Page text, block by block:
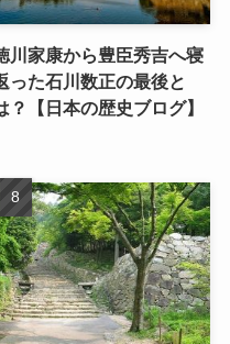
川家康から豊臣秀吉へ寝
った石川数正の最後と
？【日本の歴史ブログ】